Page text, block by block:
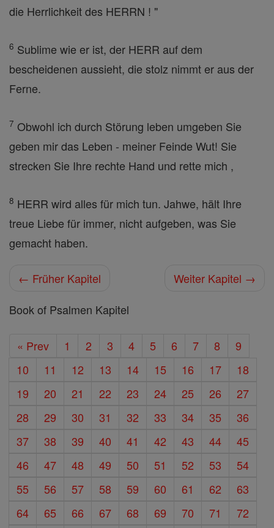
die Herrlichkeit des HERRN ! "
6 Sublime wie er ist, der HERR auf dem
bescheidenen aussieht, die stolz nimmt er aus der
Ferne.
7 Obwohl ich durch Störung leben umgeben Sie
geben mir das Leben - meiner Feinde Wut! Sie
strecken Sie Ihre rechte Hand und rette mich ,
8 HERR wird alles für mich tun. Jahwe, hält Ihre
treue Liebe für immer, nicht aufgeben, was Sie
gemacht haben.
← Früher Kapitel
Weiter Kapitel →
Book of Psalmen Kapitel
« Prev 1 2 3 4 5 6 7 8
9
10
11 12 13 14 15 16 17
18
19
20 21 22 23 24 25 26
27
28
29 30 31 32 33 34 35
36
37
38 39 40 41 42 43 44
45
46
47 48 49 50 51 52 53
54
55
56 57 58 59 60 61 62
63
64
65 66 67 68 69 70 71
72